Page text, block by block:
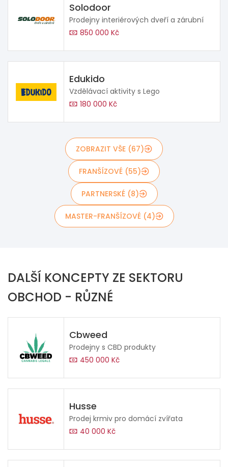
Solodoor
Prodejny interiérových dveří a zárubní
850 000 Kč
Edukido
Vzdělávací aktivity s Lego
180 000 Kč
ZOBRAZIT VŠE (67)
FRANŠÍZOVÉ (55)
PARTNERSKÉ (8)
MASTER-FRANŠÍZOVÉ (4)
DALŠÍ KONCEPTY ZE SEKTORU
OBCHOD - RŮZNÉ
Cbweed
Prodejny s CBD produkty
450 000 Kč
Husse
Prodej krmiv pro domácí zvířata
40 000 Kč